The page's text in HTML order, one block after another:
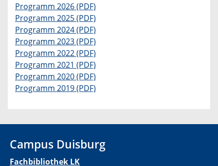
Programm 2026 (PDF)
Programm 2025 (PDF)
Programm 2024 (PDF)
Programm 2023 (PDF)
Programm 2022 (PDF)
Programm 2021 (PDF)
Programm 2020 (PDF)
Programm 2019 (PDF)
Campus Duisburg
Fachbibliothek LK